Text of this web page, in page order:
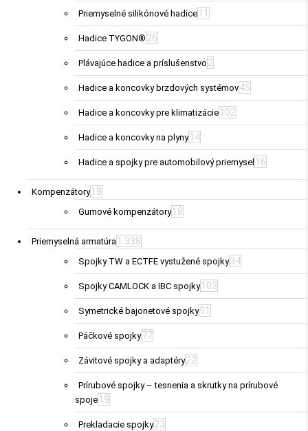
Priemyselné silikónové hadice 11
Hadice TYGON® 26
Plávajúce hadice a príslušenstvo 2
Hadice a koncovky brzdových systémov45
Hadice a koncovky pre klimatizácie 102
Hadice a koncovky na plyny 14
Hadice a spojky pre automobilový priemysel 16
Kompenzátory 18
Gumové kompenzátory 18
Priemyselná armatúra 1 338
Spojky TW a ECTFE vystužené spojky34
Spojky CAMLOCK a IBC spojky 103
Symetrické bajonetové spojky91
Páčkové spojky77
Závitové spojky a adaptéry22
Prírubové spojky – tesnenia a skrutky na prírubové
spoje 19
Prekladacie spojky23